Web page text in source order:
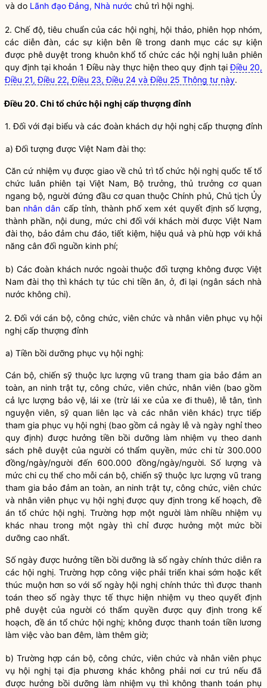
và do Lãnh đạo Đảng, Nhà nước chủ trì hội nghị.
2. Chế độ, tiêu chuẩn của các hội nghị, hội thảo, phiên họp nhóm,
các diễn đàn, các sự kiện bên lề trong danh mục các sự kiện
được phê duyệt trong khuôn khổ tổ chức các hội nghị luân phiên
quy định tại khoản 1 Điều này thực hiện theo quy định tạiĐiều 20,
Điều 21, Điều 22, Điều 23, Điều 24 và Điều 25 Thông tư này.
Điều 20. Chi tổ chức hội nghị cấp thượng đỉnh
1. Đối với đại biểu và các đoàn khách dự hội nghị cấp thượng đỉnh
a) Đối tượng được Việt Nam đài thọ:
Căn cứ nhiệm vụ được giao về chủ trì tổ chức hội nghị quốc tếtổ
chức luân phiên tại Việt Nam, Bộ trưởng, thủ trưởng cơ quan
ngang bộ, người đứng đầu cơ quan thuộc Chính phủ, Chủ tịch Ủy
ban nhân dân cấp tỉnh, thành phố xem xét quyết định số lượng,
thành phần, nội dung, mức chi đối với khách mời được Việt Nam
đài thọ, bảo đảm chu đáo, tiết kiệm, hiệu quả và phù hợp với khả
năng cân đối nguồn kinh phí;
b) Các đoàn khách nước ngoài thuộc đối tượng không được Việt
Nam đài thọ thì khách tự túc chi tiền ăn, ở, đi lại (ngân sách nhà
nước không chi).
2. Đối với cán bộ, công chức, viên chức và nhân viên phục vụ hội
nghị cấp thượng đỉnh
a) Tiền bồi dưỡng phục vụ hội nghị:
Cán bộ, chiến sỹ thuộc lực lượng vũ trang tham gia bảo đảm an
toàn, an ninh trật tự, công chức, viên chức, nhân viên (bao gồm
cả lực lượng bảo vệ, lái xe (trừ lái xe của xe đi thuê), lễ tân, tình
nguyện viên, sỹ quan liên lạc và các nhân viên khác) trực tiếp
tham gia phục vụ hội nghị (bao gồm cả ngày lễ và ngày nghỉ theo
quy định) được hưởng tiền bồi dưỡng làm nhiệm vụ theo danh
sách phê duyệt của người có thẩm quyền, mức chi từ 300.000
đồng/ngày/người đến 600.000 đồng/ngày/người. Số lượng và
mức chi cụ thể cho mỗi cán bộ, chiến sỹ thuộc lực lượng vũ trang
tham gia bảo đảm an toàn, an ninh trật tự, công chức, viên chức
và nhân viên phục vụ hội nghị được quy định trong kế hoạch, đề
án tổ chức hội nghị. Trường hợp một người làm nhiều nhiệm vụ
khác nhau trong một ngày thì chỉđược hưởng một mức bồi
dưỡng cao nhất.
Số ngày được hưởng tiền bồi dưỡng là số ngày chính thức diễn ra
các hội nghị. Trường hợp công việc phải triển khai sớm hoặc kết
thúc muộn hơn so với số ngày hội nghị chính thức thì được thanh
toán theo số ngày thực tế thực hiện nhiệm vụ theo quyết định
phê duyệt của người có thẩm quyềnđược quy định trong kế
hoạch, đề án tổ chức hội nghị; không được thanh toán tiền lương
làm việc vào ban đêm, làm thêm giờ;
b) Trường hợp cán bộ, công chức, viên chức và nhân viên phục
vụ hội nghị tại địa phương khác không phải nơi cư trú nếu đã
được hưởng bồi dưỡng làm nhiệm vụ thì không thanh toán phụ